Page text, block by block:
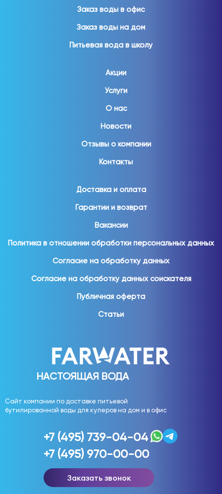
НАСТОЯЩАЯ ВОДА
Сайт компании по доставке питьевой
бутилированной воды для кулеров на дом и в офис
Заказ воды в офис
Заказ воды на дом
Питьевая вода в школу
Акции
Услуги
О нас
Новости
Отзывы о компании
Контакты
Доставка и оплата
Гарантии и возврат
Вакансии
Политика в отношении обработки персональных данных
Согласие на обработку данных
Согласие на обработку данных соискателя
Публичная оферта
Статьи
+7 (495) 739-04-04
+7 (495) 970-00-00
Заказать звонок